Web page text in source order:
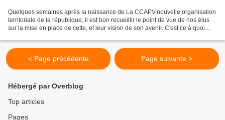
Quelques semaines après la naissance de La CCAPV,nouvelle organisation
territoriale de la république, il est bon recueillir le point de vue de nos élus
sur la mise en place de cette, et leur vision de son avenir. C'est ce à quoi
< Page précédente Page suivante >
Hébergé par Overblog
Top articles
Pages